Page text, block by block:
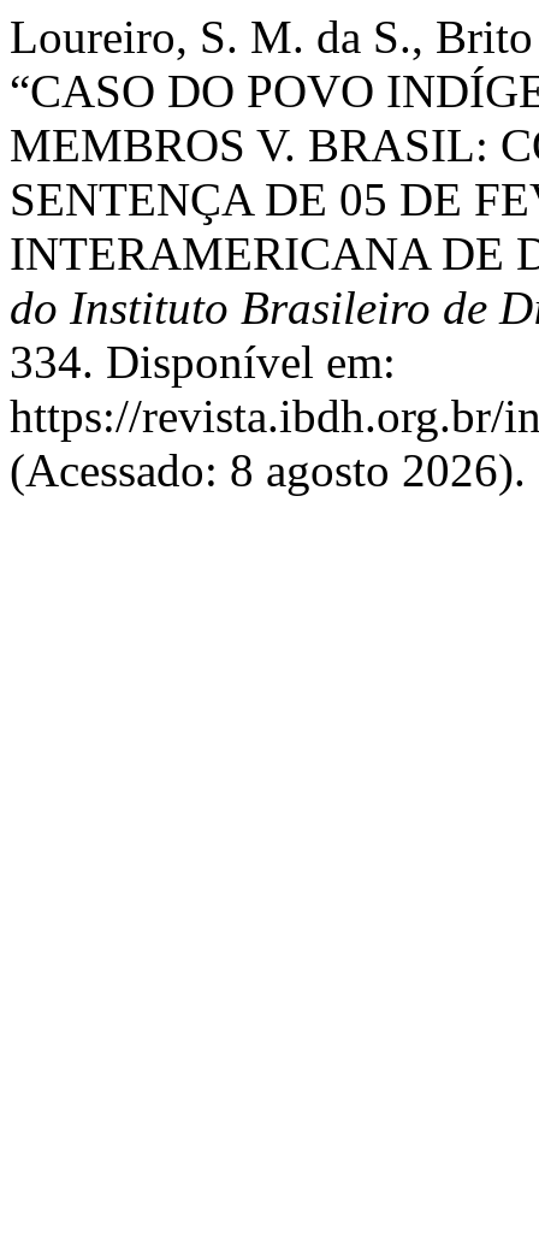
Loureiro, S. M. da S.,
“CASO DO POVO
MEMBROS V. BRASIL:
SENTENÇA DE 05 DE
INTERAMERICANA DE
do Instituto Brasileiro de
334. Disponível em:
https://revista.ibdh.org.br/
(Acessado: 8 agosto 2026).